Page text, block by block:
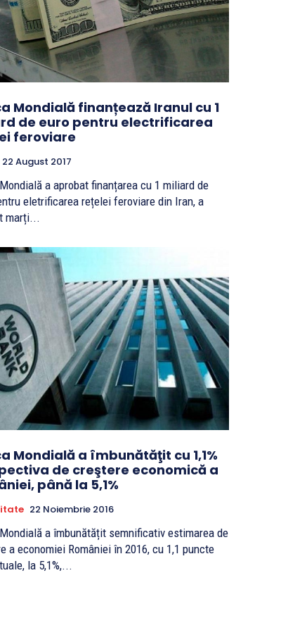
Mondială finanțează Iranul cu 1
de euro pentru electrificarea
feroviare
22 August 2017
a aprobat finanțarea cu 1 miliard de
eletrificarea rețelei feroviare din Iran, a
marți...
Mondială a îmbunătăţit cu 1,1%
de creştere economică a
până la 5,1%
22 Noiembrie 2016
a îmbunătățit semnificativ estimarea de
a economiei României în 2016, cu 1,1 puncte
la 5,1%,...